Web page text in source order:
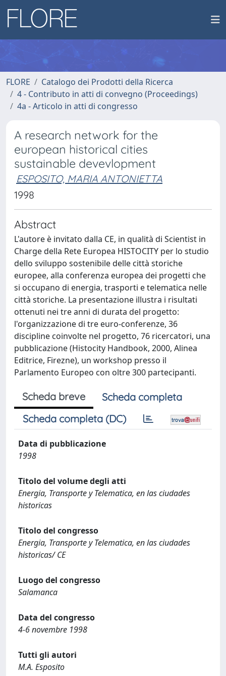
FLORE
Catalogo dei Prodotti della Ricerca
4 - Contributo in atti di convegno (Proceedings)
4a - Articolo in atti di congresso
A research network for the
european historical cities
sustainable devevlopment
ESPOSITO, MARIA ANTONIETTA
1998
Abstract
L'autore è invitato dalla CE, in qualità di Scientist in
Charge della Rete Europea HISTOCITY per lo studio
dello sviluppo sostenibile delle città storiche
europee, alla conferenza europea dei progetti che
si occupano di energia, trasporti e telematica nelle
città storiche. La presentazione illustra i risultati
ottenuti nei tre anni di durata del progetto:
l'organizzazione di tre euro-conferenze, 36
discipline coinvolte nel progetto, 76 ricercatori, una
pubblicazione (Histocity Handbook, 2000, Alinea
Editrice, Firezne), un workshop presso il
Parlamento Europeo con oltre 300 partecipanti.
Scheda breve
Scheda completa
Scheda completa (DC)
Data di pubblicazione
1998
Titolo del volume degli atti
Energia, Transporte y Telematica, en las ciudades
historicas
Titolo del congresso
Energia, Transporte y Telematica, en las ciudades
historicas/ CE
Luogo del congresso
Salamanca
Data del congresso
4-6 novembre 1998
Tutti gli autori
M.A. Esposito